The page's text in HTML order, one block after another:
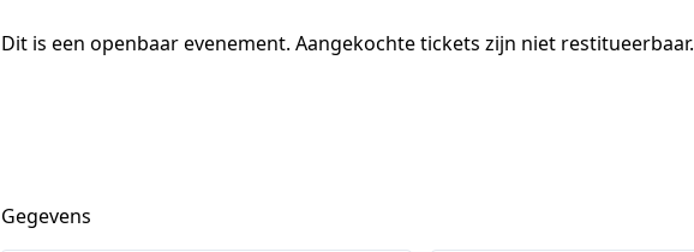
Dit is een openbaar evenement. Aangekochte tickets zijn niet restitueerbaar.
Gegevens